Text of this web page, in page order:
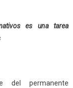
es una tarea
del permanente